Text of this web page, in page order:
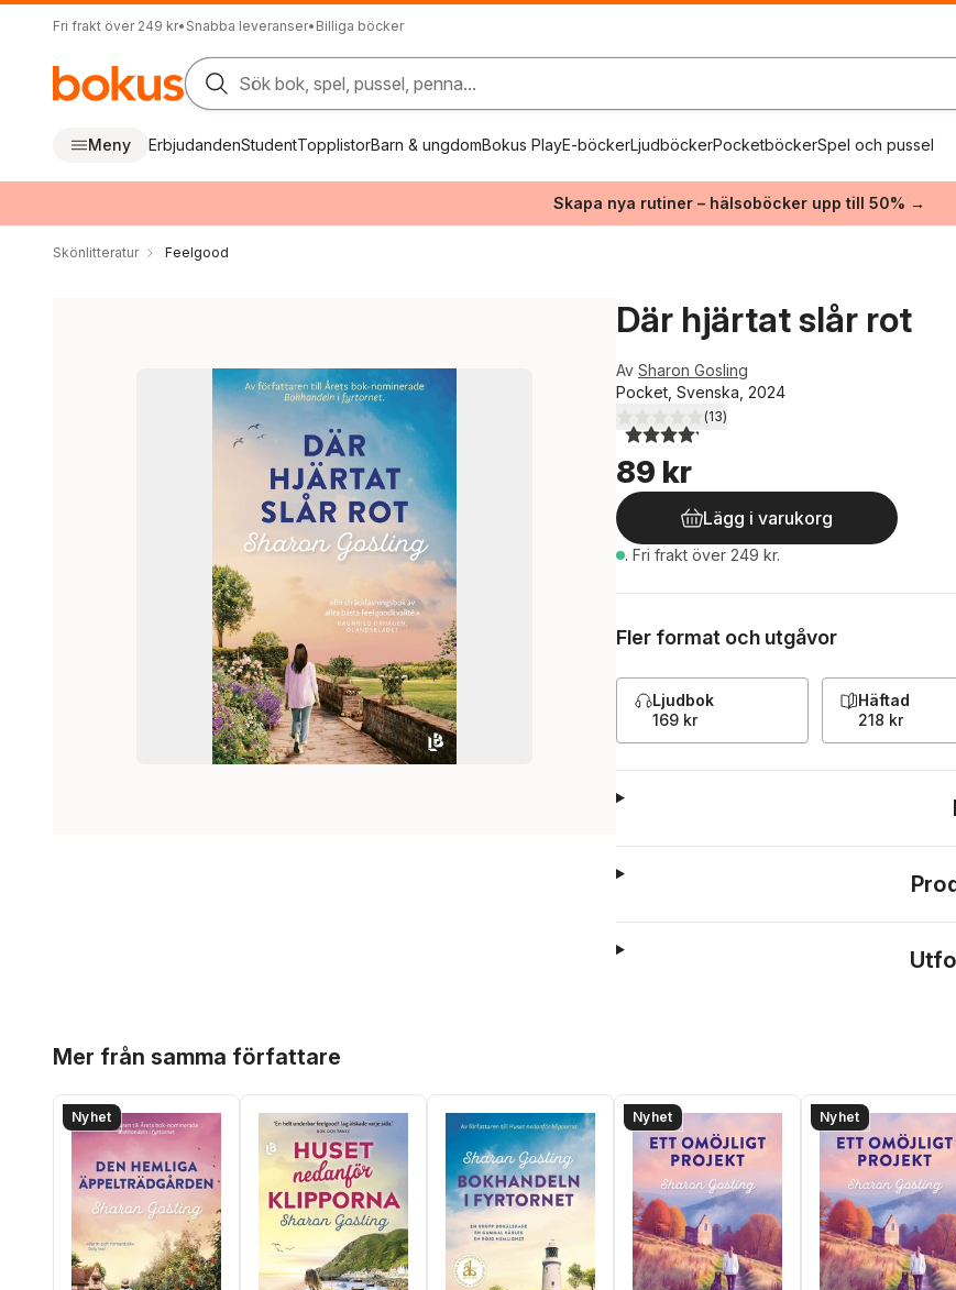
Fri frakt över 249 kr• Snabba leveranser• Billiga böcker
Sök bok, spel, pussel, penna...
Meny ErbjudandenStudentTopplistorBarn & ungdomBokus PlayE-böckerLjudböckerPocketböckerSpel och pussel
Skapa nya rutiner – hälsoböcker upp till 50% →
Skönlitteratur Feelgood
Där hjärtat slår rot
Av Sharon Gosling
Pocket, Svenska, 2024
4,2utav 5 stjärnor. Totalt antal röster:
(13)
89 kr
Lägg i varukorg
. Fri frakt över 249 kr.
Fler format och utgåvor
Ljudbok
169 kr
Häftad
218 kr
Mer från samma författare
Nyhet Nyhet Nyhet